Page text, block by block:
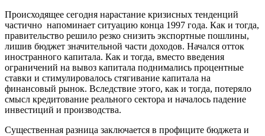
Происходящее сегодня нарастание кризисных тенденций
частично напоминает ситуацию конца 1997 года. Как и тогда,
правительство решило резко снизить экспортные пошлины,
лишив бюджет значительной части доходов. Начался отток
иностранного капитала. Как и тогда, вместо введения
ограничений на вывоз капитала поднимались процентные
ставки и стимулировалось стягивание капитала на
финансовый рынок. Вследствие этого, как и тогда, потеряло
смысл кредитование реального сектора и началось падение
инвестиций и производства.
Существенная разница заключается в профиците бюджета и